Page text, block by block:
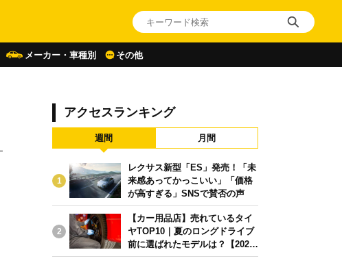
メーカー・車種別 その他
アクセスランキング
週間 月間
1
レクサス新型「ES」発売！「未
来感あってかっこいい」「価格
が高すぎる」SNSで賛否の声
2
【カー用品店】売れているタイ
ヤTOP10｜夏のロングドライブ
前に選ばれたモデルは？【2026
年6月版】